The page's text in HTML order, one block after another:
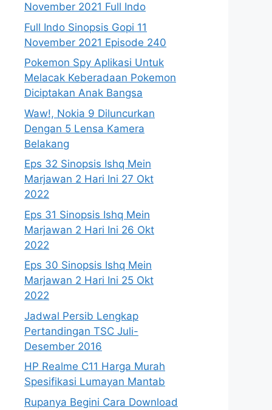
November 2021 Full Indo
Full Indo Sinopsis Gopi 11
November 2021 Episode 240
Pokemon Spy Aplikasi Untuk
Melacak Keberadaan Pokemon
Diciptakan Anak Bangsa
Waw!, Nokia 9 Diluncurkan
Dengan 5 Lensa Kamera
Belakang
Eps 32 Sinopsis Ishq Mein
Marjawan 2 Hari Ini 27 Okt
2022
Eps 31 Sinopsis Ishq Mein
Marjawan 2 Hari Ini 26 Okt
2022
Eps 30 Sinopsis Ishq Mein
Marjawan 2 Hari Ini 25 Okt
2022
Jadwal Persib Lengkap
Pertandingan TSC Juli-
Desember 2016
HP Realme C11 Harga Murah
Spesifikasi Lumayan Mantab
Rupanya Begini Cara Download